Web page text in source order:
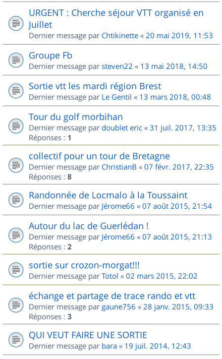
URGENT : Cherche séjour VTT organisé en
Juillet
Dernier message par Chtikinette « 20 mai 2019, 11:53
Groupe Fb
Dernier message par steven22 « 13 mai 2018, 14:50
Sortie vtt les mardi région Brest
Dernier message par Le Gentil « 13 mars 2018, 00:48
Tour du golf morbihan
Dernier message par doublet eric « 31 juil. 2017, 13:35
Réponses : 1
collectif pour un tour de Bretagne
Dernier message par ChristianB « 07 févr. 2017, 22:35
Réponses : 8
Randonnée de Locmalo à la Toussaint
Dernier message par Jérome66 « 07 août 2015, 21:54
Autour du lac de Guerlédan !
Dernier message par Jérome66 « 07 août 2015, 21:13
Réponses : 2
sortie sur crozon-morgat!!!
Dernier message par Totol « 02 mars 2015, 22:02
échange et partage de trace rando et vtt
Dernier message par gaune756 « 28 janv. 2015, 09:33
Réponses : 3
QUI VEUT FAIRE UNE SORTIE
Dernier message par bara « 19 juil. 2014, 12:43